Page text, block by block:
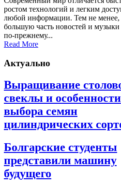
ростом технологий и легким
любой информации. Тем не менее,
большую часть новостей и
по-прежнему...
Read More
Актуально
Выращивание
свеклы и особенности
выбора семян
цилиндрических
Болгарские студенты
представили машину
будущего